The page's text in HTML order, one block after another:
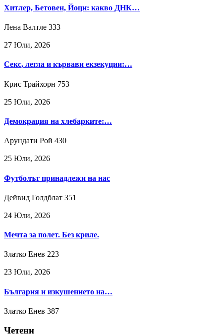
Хитлер, Бетовен, Йоци: какво ДНК…
Лена Валтле 333
27 Юли, 2026
Секс, легла и кървави екзекуции:…
Крис Трайхорн 753
25 Юли, 2026
Демокрация на хлебарките:…
Арундати Рой 430
25 Юли, 2026
Футболът принадлежи на нас
Дейвид Голдблат 351
24 Юли, 2026
Мечта за полет. Без криле.
Златко Енев 223
23 Юли, 2026
България и изкушението на…
Златко Енев 387
Четени